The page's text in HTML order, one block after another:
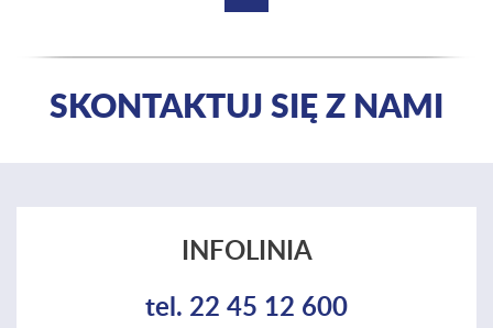
SKONTAKTUJ SIĘ Z NAMI
INFOLINIA
tel. 22 45 12 600